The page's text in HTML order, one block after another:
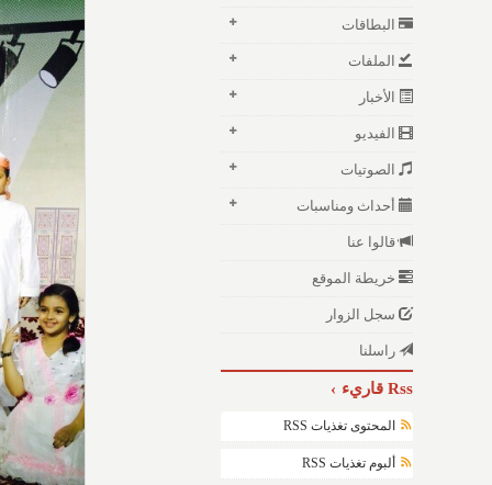
البطاقات
الملفات
الأخبار
الفيديو
الصوتيات
أحداث ومناسبات
قالوا عنا
خريطة الموقع
سجل الزوار
راسلنا
Rss قاريء
المحتوى تغذيات RSS
ألبوم تغذيات RSS